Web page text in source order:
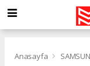
Anasayfa SAMSUN